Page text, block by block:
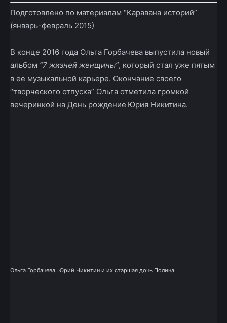
Подготовлено по материалам “Каравана историй”
(январь-февраль 2015)
В конце 2016 года Ольга Горбачева выпустила новый
альбом “7 жизней женщины”, который стал уже пятым
в ее музыкальной карьере. Окончание своего
“творческого отпуска” Ольга отметила громкой
вечеринкой на День рождение Юрия Никитина.
Ольга Горбачева, Юрий Никитин и их старшая дочь Полина